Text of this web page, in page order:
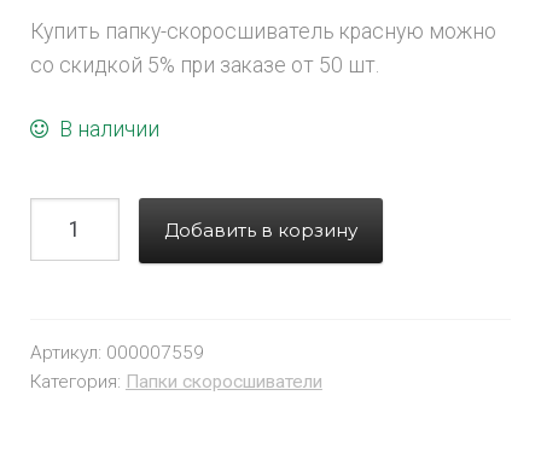
Купить папку-скоросшиватель красную можно
со скидкой 5% при заказе от 50 шт.
В наличии
Добавить в корзину
Артикул: 000007559
Категория: Папки скоросшиватели